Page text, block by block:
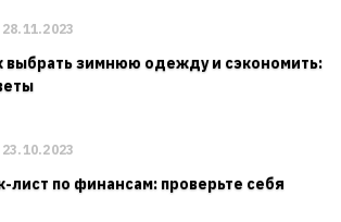
28.11.2023
выбрать зимнюю одежду и сэкономить:
23.10.2023
лист по финансам: проверьте себя